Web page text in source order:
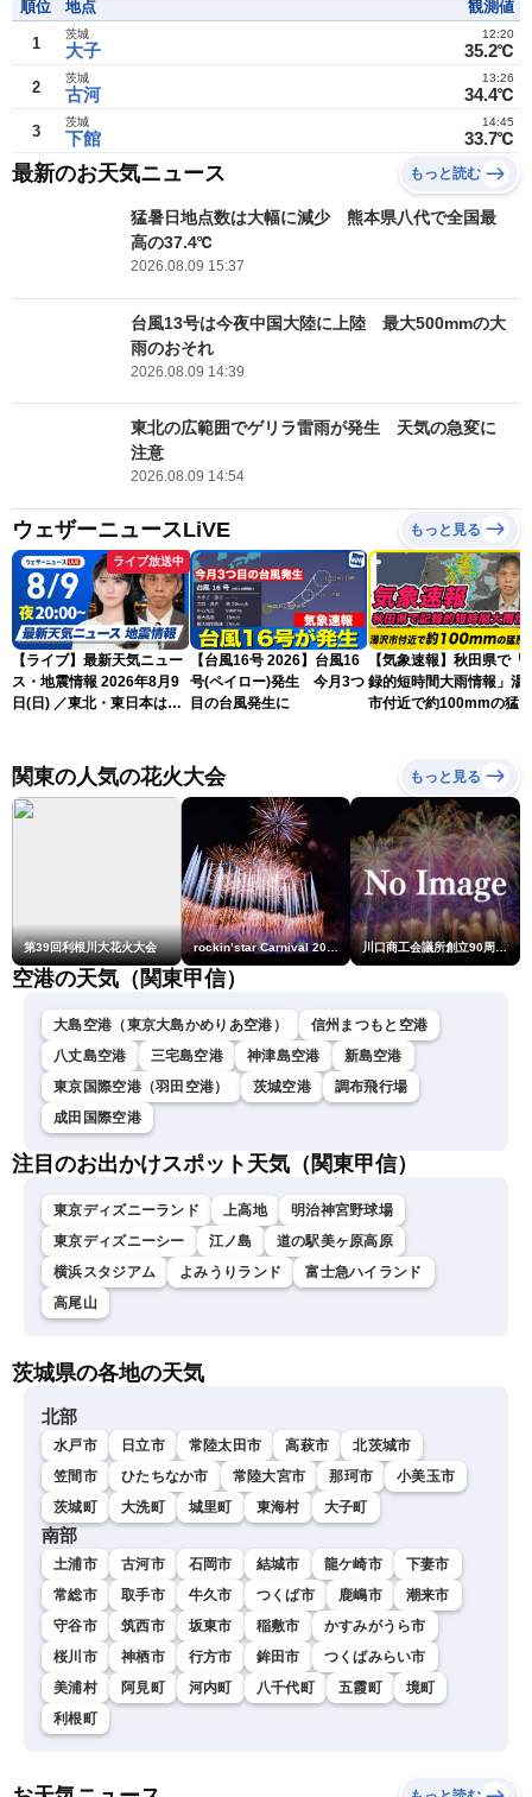
順位 地点 観測値
1 大子
茨城
35.2℃
12:20
2 古河
茨城
34.4℃
13:26
3 下館
茨城
33.7℃
14:45
最新のお天気ニュース もっと読む
猛暑日地点数は大幅に減少 熊本県八代で全国最
高の37.4℃
2026.08.09 15:37
台風13号は今夜中国大陸に上陸 最大500mmの大
雨のおそれ
2026.08.09 14:39
東北の広範囲でゲリラ雷雨が発生 天気の急変に
注意
2026.08.09 14:54
ウェザーニュースLiVE もっと見る
ライブ放送中
【ライブ】最新天気ニュー
ス・地震情報 2026年8月9
日(日) ／東北・東日本は急
衣／芳野達郎〉
【台風16号 2026】台風16
号(ペイロー)発生 今月3つ
目の台風発生に
【気象速報】秋田県で「
録的短時間大雨情報」湯
市付近で約100mmの猛烈
関東の人気の花火大会 もっと見る
第39回利根川大花火大会 rockin’star Carnival 2026 川口商工会議所創立90周年・青年部40周年・女性会30周年記念 第6回川口花火大会
空港の天気（関東甲信）
大島空港（東京大島かめりあ空港）
信州まつもと空港
八丈島空港
三宅島空港 神津島空港
新島空港
東京国際空港（羽田空港）
茨城空港
調布飛行場
成田国際空港
注目のお出かけスポット天気（関東甲信）
東京ディズニーランド 上高地
明治神宮野球場
東京ディズニーシー
江ノ島
道の駅美ヶ原高原
横浜スタジアム
よみうりランド
富士急ハイランド
高尾山
茨城県の各地の天気
北部
水戸市 日立市 常陸太田市 高萩市
北茨城市
笠間市
ひたちなか市 常陸大宮市 那珂市
小美玉市
茨城町
大洗町 城里町 東海村 大子町
南部
土浦市 古河市 石岡市 結城市 龍ケ崎市
下妻市
常総市
取手市 牛久市 つくば市 鹿嶋市
潮来市
守谷市
筑西市 坂東市 稲敷市
かすみがうら市
桜川市
神栖市 行方市 鉾田市
つくばみらい市
美浦村
阿見町 河内町 八千代町 五霞町
境町
利根町